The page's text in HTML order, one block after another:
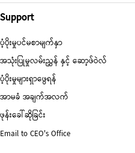
Support
ပံ့ပိုးမှုပင်မစာမျက်နှာ
အသုံးပြုမှုလမ်းညွှန် နှင့် ဆော့ဖ်ဝဲလ်
ပံ့ပိုးမှုများရှာဖွေရန်
အာမခံ အချက်အလက်
ဖုန်းခေါ်ဆိုခြင်း
Email to CEO's Office